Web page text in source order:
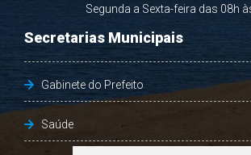
Segunda a Sexta-feira das 08h
Secretarias Municipais
Gabinete do Prefeito
Saúde